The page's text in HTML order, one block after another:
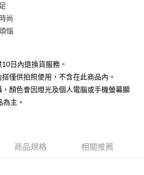
永豐商業銀行
中國信託商業銀行
期」，訂單成立後會自動跳轉到大哥付的交易
擇欲分期的期數、繳款截止日，確認付款後即完
尚
惱
日內退換貨服務。
僅供拍照使用，不含在此商品內。
顏色會因燈光及個人電腦或手機螢幕顯
主。
商品規格 相關推薦